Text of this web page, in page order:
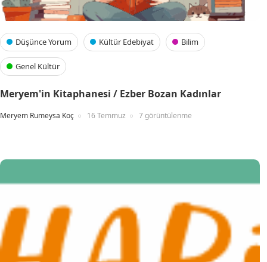
Düşünce Yorum Kültür Edebiyat Bilim
Genel Kültür
Meryem'in Kitaphanesi / Ezber Bozan Kadınlar
Meryem Rumeysa Koç 16 Temmuz 7 görüntülenme